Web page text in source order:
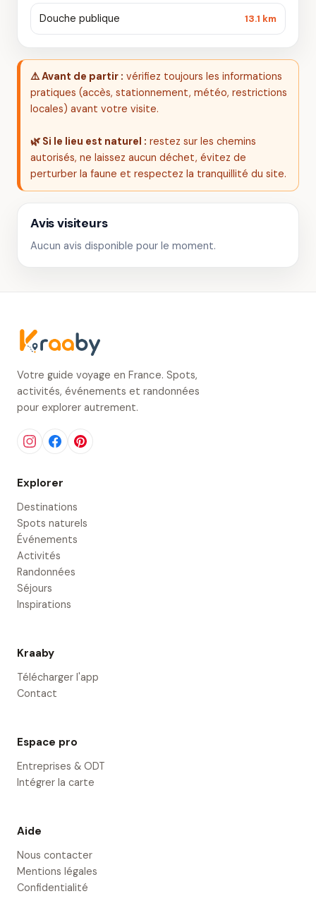
Douche publique 13.1 km
⚠️ Avant de partir : vérifiez toujours les informations
pratiques (accès, stationnement, météo, restrictions
locales) avant votre visite.
🌿 Si le lieu est naturel : restez sur les chemins
autorisés, ne laissez aucun déchet, évitez de
perturber la faune et respectez la tranquillité du site.
Avis visiteurs
Aucun avis disponible pour le moment.
Votre guide voyage en France. Spots,
activités, événements et randonnées
pour explorer autrement.
Explorer
Destinations
Spots naturels
Événements
Activités
Randonnées
Séjours
Inspirations
Kraaby
Télécharger l'app
Contact
Espace pro
Entreprises & ODT
Intégrer la carte
Aide
Nous contacter
Mentions légales
Confidentialité